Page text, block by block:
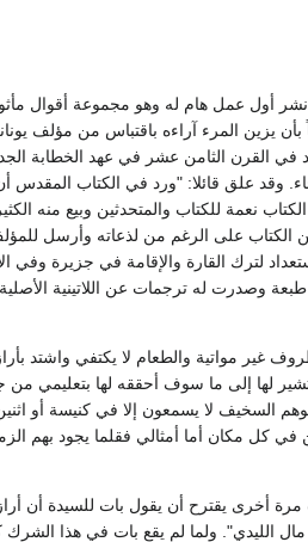
بأن يزين المرء آراءه باقتباس من مؤلف
في القرن الثامن عشر في عهد الخطابة
وقد علق قائلا: "ورد في الكتاب
نعمة للكتاب والمتحدثين وبيع منه
الكتاب على الرغم من لذعاته وأرسل
وصدرت له ترجمات عن اللاتينية الأصلية
لها إلى ما سوف أحققه لها بتعليمي من
السخيف لا يسمعون إلا في كنيسة أو
في كل مكان أما أمثالي فقلما يجود بهم
أخرى يقترح أن يقول بات للسيدة أن
الليدي". ولما لم يقع بات في هذا